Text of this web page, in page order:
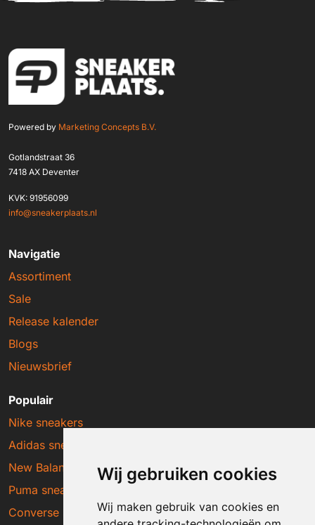
Wij gebruiken cookies
Wij maken gebruik van cookies en
Powered by Marketing Concepts B.V.
Gotlandstraat 36
7418 AX Deventer
KVK: 91956099
info@sneakerplaats.nl
Navigatie
Assortiment
Sale
Release kalender
Blogs
Nieuwsbrief
Populair
Nike sneakers
Adidas sneakers
New Balance sneakers
Puma sneakers
Converse sneakers